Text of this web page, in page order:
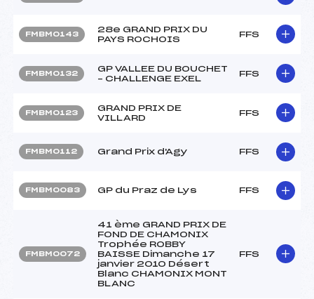
FMBM0143
28e GRAND PRIX DU
PAYS ROCHOIS
FFS
FMBM0132
GP VALLEE DU BOUCHET
– CHALLENGE EXEL
FFS
FMBM0123
GRAND PRIX DE
VILLARD
FFS
FMBM0112 Grand Prix d'Agy FFS
FMBM0083 GP du Praz de Lys FFS
FMBM0072
41 ème GRAND PRIX DE
FOND DE CHAMONIX
Trophée ROBBY
BAISSE Dimanche 17
janvier 2010 Désert
Blanc CHAMONIX MONT
BLANC
FFS